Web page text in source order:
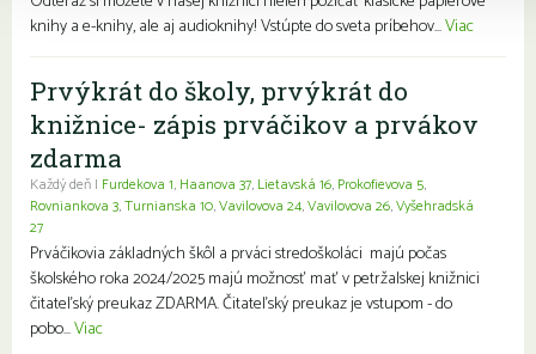
knihy a e-knihy, ale aj audioknihy! Vstúpte do sveta príbehov...Viac
Prvýkrát do školy, prvýkrát do
knižnice- zápis prváčikov a prvákov
zdarma
Každý deň | Furdekova 1, Haanova 37, Lietavská 16, Prokofievova 5,
Rovniankova 3,Turnianska 10,Vavilovova 24,Vavilovova 26,Vyšehradská
27
Prváčikovia základných škôl a prváci stredoškoláci majú počas
školského roka 2024/2025 majú možnosť mať v petržalskej knižnici
čitateľský preukaz ZDARMA. Čitateľský preukaz je vstupom - do
pobo...Viac